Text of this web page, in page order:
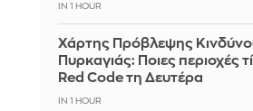
IN 1 HOUR
Χάρτης Πρόβλεψης
Πυρκαγιάς: Ποιες περιοχές
Red Code τη Δευτέρα
IN 1 HOUR